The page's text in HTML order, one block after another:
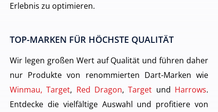
Erlebnis zu optimieren.
TOP-MARKEN FÜR HÖCHSTE QUALITÄT
Wir legen großen Wert auf Qualität und führen daher
nur Produkte von renommierten Dart-Marken wie
Winmau, Target, Red Dragon,Target und Harrows.
Entdecke die vielfältige Auswahl und profitiere von